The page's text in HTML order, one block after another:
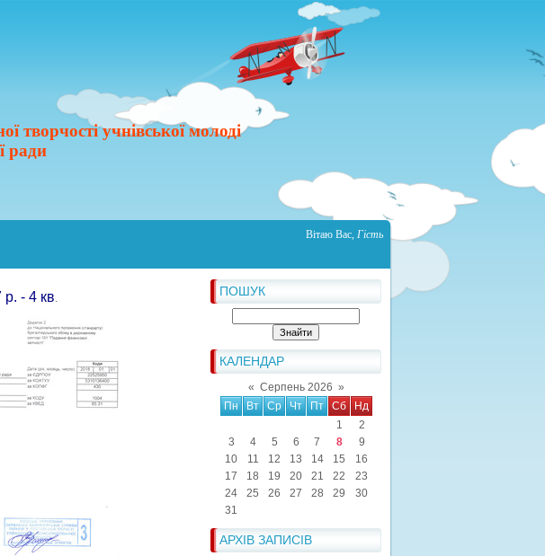
творчості учнівської молоді
ради
Вітаю Вас, Гість
ПОШУК
КАЛЕНДАР
« Серпень 2026 »
Пн
Вт Ср Чт Пт Сб
Нд
1
2
3
4 5 6 7 8
9
10
11 12 13 14 15
16
17
18 19 20 21 22
23
24
25 26 27 28 29
30
31
АРХІВ ЗАПИСІВ
р. - 4 кв.